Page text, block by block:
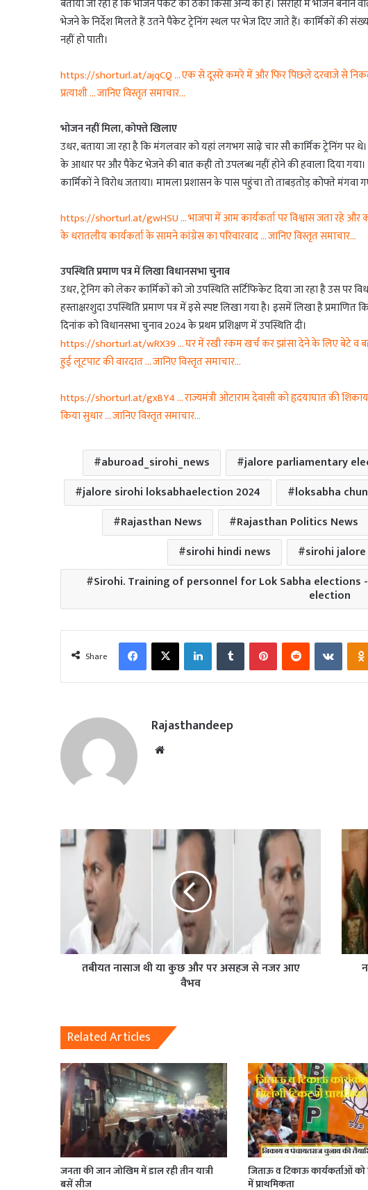
बताया जा रहा है कि भोजन पैकेट का ठेका किसी अन्य का है। सिरोही में भोजन
भेजने के निर्देश मिलते हैं उतने पैकेट ट्रेनिंग स्थल पर भेज दिए जाते हैं। कार्मिकों की
नहीं हो पाती।
https://shorturl.at/ajqCQ … एक से दूसरे कमरे में और फिर पिछले दरवाजे से
प्रत्याशी … जानिए विस्तृत समाचार…
भोजन नहीं मिला, कोफ्ते खिलाए
उधर, बताया जा रहा है कि मंगलवार को यहां लगभग साढ़े चार सौ कार्मिक ट्रेनिंग
के आधार पर और पैकेट भेजने की बात कही तो उपलब्ध नहीं होने की हवाला दिया
कार्मिकों ने विरोध जताया। मामला प्रशासन के पास पहुंचा तो ताबड़तोड़ कोफ्ते मंगवा
https://shorturl.at/gwHSU … भाजपा में आम कार्यकर्ता पर विश्वास जता रहे और
के धरातलीय कार्यकर्ता के सामने कांग्रेस का परिवारवाद … जानिए विस्तृत समाचार…
उपस्थिति प्रमाण पत्र में लिखा विधानसभा चुनाव
उधर, ट्रेनिग को लेकर कार्मिकों को जो उपस्थिति सर्टिफिकेट दिया जा रहा है उस पर
हस्ताक्षरशुदा उपस्थिति प्रमाण पत्र में इसे स्पष्ट लिखा गया है। इसमें लिखा है
दिनांक को विधानसभा चुनाव 2024 के प्रथम प्रशिक्षण में उपस्थिति दी।
https://shorturl.at/wRX39 … घर में रखी रकम खर्च कर झांसा देने के लिए बेटे व
हुई लूटपाट की वारदात … जानिए विस्तृत समाचार…
https://shorturl.at/gxBY4 … राज्यमंत्री ओटाराम देवासी को हृदयाघात की
किया सुधार … जानिए विस्तृत समाचार…
aburoad_sirohi_news jalore parliamentary
jalore sirohi loksabhaelection 2024
loksabha
Rajasthan News
Rajasthan Politics News
sirohi hindi news
sirohi
Sirohi. Training of personnel for Lok Sabha
election
Share
FacebookX LinkedInTumblr PinterestReddit
Rajasthandeep
तबीयत नासाज थी या कुछ और पर असहज से नजर आए
वैभव
Related Articles
जनता की जान जोखिम में डाल रही तीन यात्री
बसें सीज
जिताऊ व टिकाऊ कार्यकर्ताओं
में प्राथमिकता